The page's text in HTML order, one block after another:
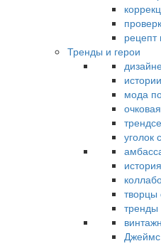
рецепт
Тренды и герои
мода
уголок
творцы
тренды